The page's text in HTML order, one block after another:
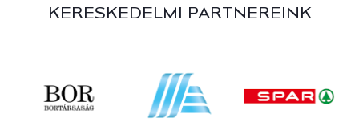
KERESKEDELMI PARTNEREINK